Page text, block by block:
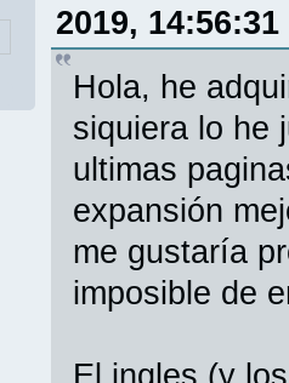
2019, 14:56:31
Hola, he
siquiera lo he
ultimas
expansión
me gustaría
imposible de
El ingles (y